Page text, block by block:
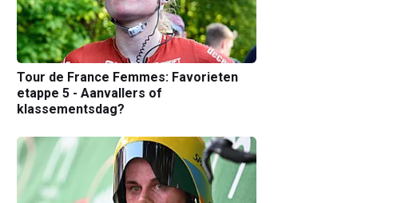
Tour de France Femmes: Favorieten
etappe 5 - Aanvallers of
klassementsdag?